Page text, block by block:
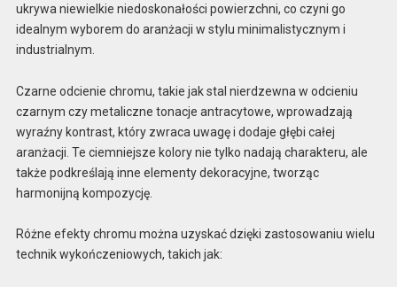
ukrywa niewielkie niedoskonałości powierzchni, co czyni go
idealnym wyborem do aranżacji w stylu minimalistycznym i
industrialnym.
Czarne odcienie chromu, takie jak stal nierdzewna w odcieniu
czarnym czy metaliczne tonacje antracytowe, wprowadzają
wyraźny kontrast, który zwraca uwagę i dodaje głębi całej
aranżacji. Te ciemniejsze kolory nie tylko nadają charakteru, ale
także podkreślają inne elementy dekoracyjne, tworząc
harmonijną kompozycję.
Różne efekty chromu można uzyskać dzięki zastosowaniu wielu
technik wykończeniowych, takich jak: